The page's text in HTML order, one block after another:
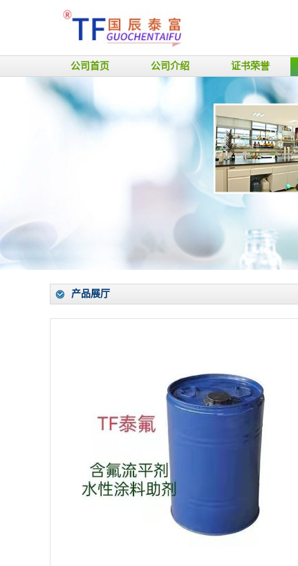
公司首页 公司介绍 证书荣誉
产品展厅